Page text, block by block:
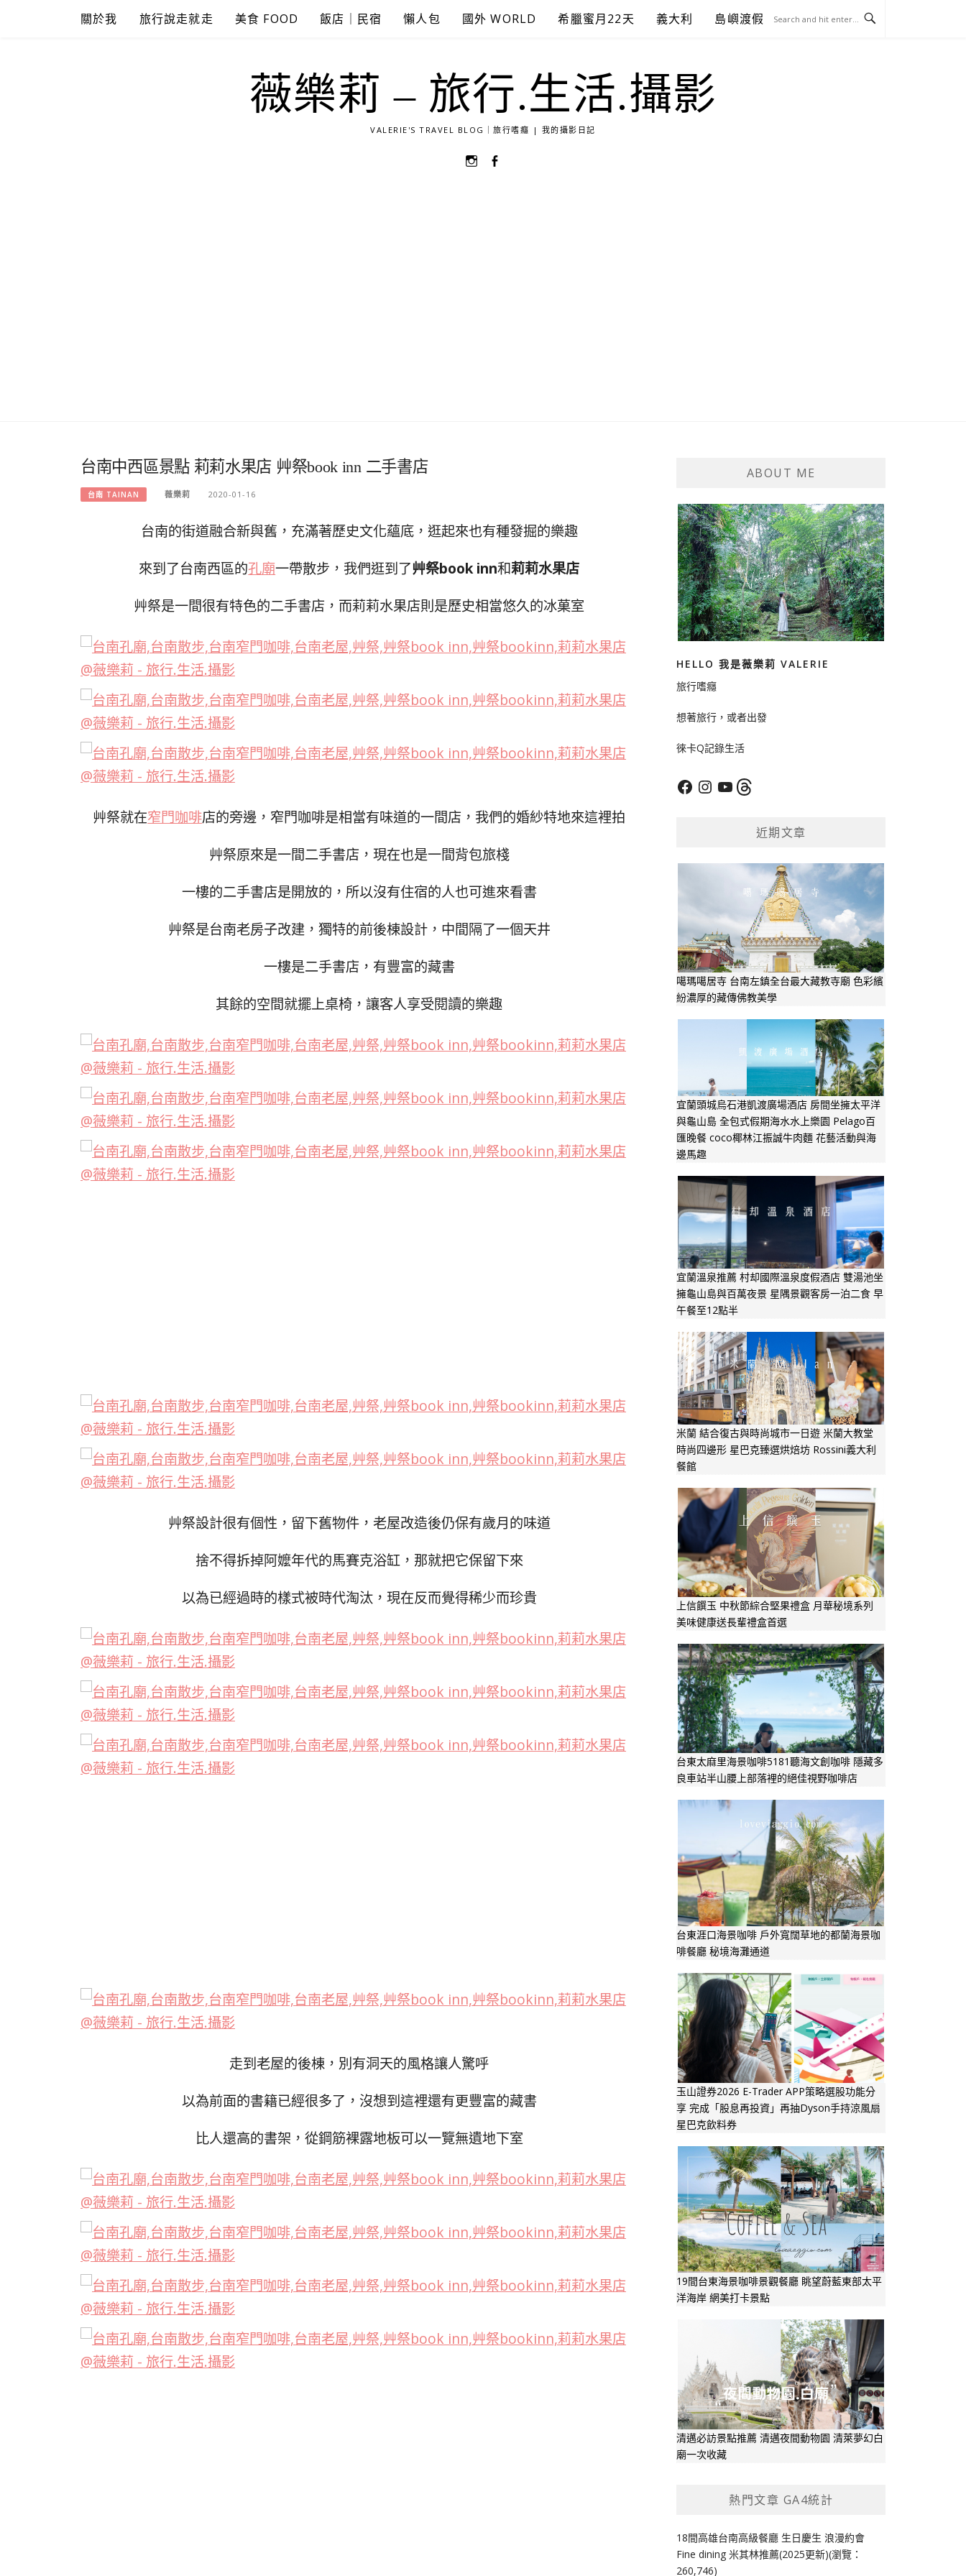
關於我 旅行說走就走 美食 FOOD 飯店｜民宿 懶人包 國外 WORLD 希臘蜜月22天 義大利 島嶼渡假
薇樂莉 – 旅行.生活.攝影
VALERIE'S TRAVEL BLOG｜旅行嗜癮 | 我的攝影日記
選
台南中西區景點 莉莉水果店 艸祭book inn 二手書店
台南 TAINAN 薇樂莉 2020-01-16
台南的街道融合新與舊，充滿著歷史文化蘊底，逛起來也有種發掘的樂趣
來到了台南西區的孔廟一帶散步，我們逛到了艸祭book inn和莉莉水果店
艸祭是一間很有特色的二手書店，而莉莉水果店則是歷史相當悠久的冰菓室
艸祭就在窄門咖啡店的旁邊，窄門咖啡是相當有味道的一間店，我們的婚紗特地來這裡拍
艸祭原來是一間二手書店，現在也是一間背包旅棧
一樓的二手書店是開放的，所以沒有住宿的人也可進來看書
艸祭是台南老房子改建，獨特的前後棟設計，中間隔了一個天井
一樓是二手書店，有豐富的藏書
其餘的空間就擺上桌椅，讓客人享受閱讀的樂趣
艸祭設計很有個性，留下舊物件，老屋改造後仍保有歲月的味道
捨不得拆掉阿嬤年代的馬賽克浴缸，那就把它保留下來
以為已經過時的樣式被時代淘汰，現在反而覺得稀少而珍貴
走到老屋的後棟，別有洞天的風格讓人驚呼
以為前面的書籍已經很多了，沒想到這裡還有更豐富的藏書
比人還高的書架，從鋼筋裸露地板可以一覽無遺地下室
ABOUT ME
HELLO 我是薇樂莉 VALERIE
旅行嗜癮
想著旅行，或者出發
徠卡Q記錄生活
FacebookInstagram
YouTubeThreads
近期文章
噶瑪噶居寺 台南左鎮全台最大藏教寺廟 色彩繽
紛濃厚的藏傳佛教美學
宜蘭頭城烏石港凱渡廣場酒店 房間坐擁太平洋
與龜山島 全包式假期海水水上樂園 Pelago百
匯晚餐 coco椰林江振誠牛肉麵 花藝活動與海
邊馬趣
宜蘭溫泉推薦 村却國際溫泉度假酒店 雙湯池坐
擁龜山島與百萬夜景 星隅景觀客房一泊二食 早
午餐至12點半
米蘭 結合復古與時尚城市一日遊 米蘭大教堂
時尚四邊形 星巴克臻選烘焙坊 Rossini義大利
餐館
上信饌玉 中秋節綜合堅果禮盒 月華秘境系列
美味健康送長輩禮盒首選
台東太麻里海景咖啡5181聽海文創咖啡 隱藏多
良車站半山腰上部落裡的絕佳視野咖啡店
台東涯口海景咖啡 戶外寬闊草地的都蘭海景咖
啡餐廳 秘境海灘通道
玉山證券2026 E-Trader APP策略選股功能分
享 完成「股息再投資」再抽Dyson手持涼風扇
星巴克飲料券
19間台東海景咖啡景觀餐廳 眺望蔚藍東部太平
洋海岸 網美打卡景點
清邁必訪景點推薦 清邁夜間動物園 清萊夢幻白
廟一次收藏
熱門文章 GA4統計
18間高雄台南高級餐廳 生日慶生 浪漫約會
Fine dining 米其林推薦(2025更新)(瀏覽：
260,746)